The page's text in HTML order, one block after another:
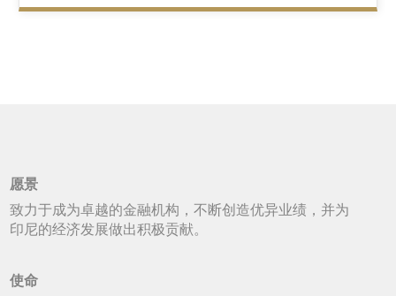
愿景
致力于成为卓越的金融机构，不断创造优异业绩，并为
印尼的经济发展做出积极贡献。
使命